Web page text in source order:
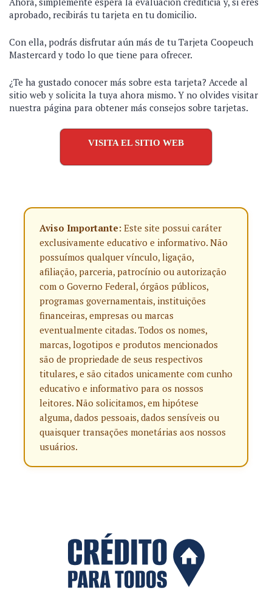
aprobado, recibirás tu tarjeta en tu domicilio.
Con ella, podrás disfrutar aún más de tu Tarjeta Coopeuch
Mastercard y todo lo que tiene para ofrecer.
¿Te ha gustado conocer más sobre esta tarjeta? Accede al
sitio web y solicita la tuya ahora mismo. Y no olvides visitar
nuestra página para obtener más consejos sobre tarjetas.
VISITA EL SITIO WEB
Aviso Importante: Este site possui caráter
exclusivamente educativo e informativo. Não
possuímos qualquer vínculo, ligação,
afiliação, parceria, patrocínio ou autorização
com o Governo Federal, órgãos públicos,
programas governamentais, instituições
financeiras, empresas ou marcas
eventualmente citadas. Todos os nomes,
marcas, logotipos e produtos mencionados
são de propriedade de seus respectivos
titulares, e são citados unicamente com cunho
educativo e informativo para os nossos
leitores. Não solicitamos, em hipótese
alguma, dados pessoais, dados sensíveis ou
quaisquer transações monetárias aos nossos
usuários.